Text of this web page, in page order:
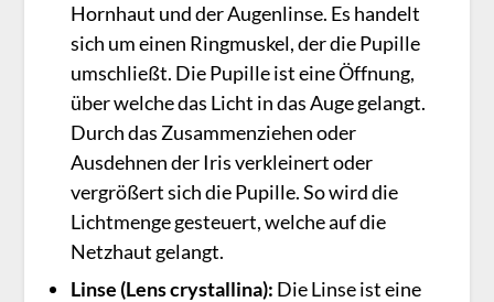
Hornhaut und der Augenlinse. Es handelt
sich um einen Ringmuskel, der die Pupille
umschließt. Die Pupille ist eine Öffnung,
über welche das Licht in das Auge gelangt.
Durch das Zusammenziehen oder
Ausdehnen der Iris verkleinert oder
vergrößert sich die Pupille. So wird die
Lichtmenge gesteuert, welche auf die
Netzhaut gelangt.
Linse (Lens crystallina): Die Linse ist eine